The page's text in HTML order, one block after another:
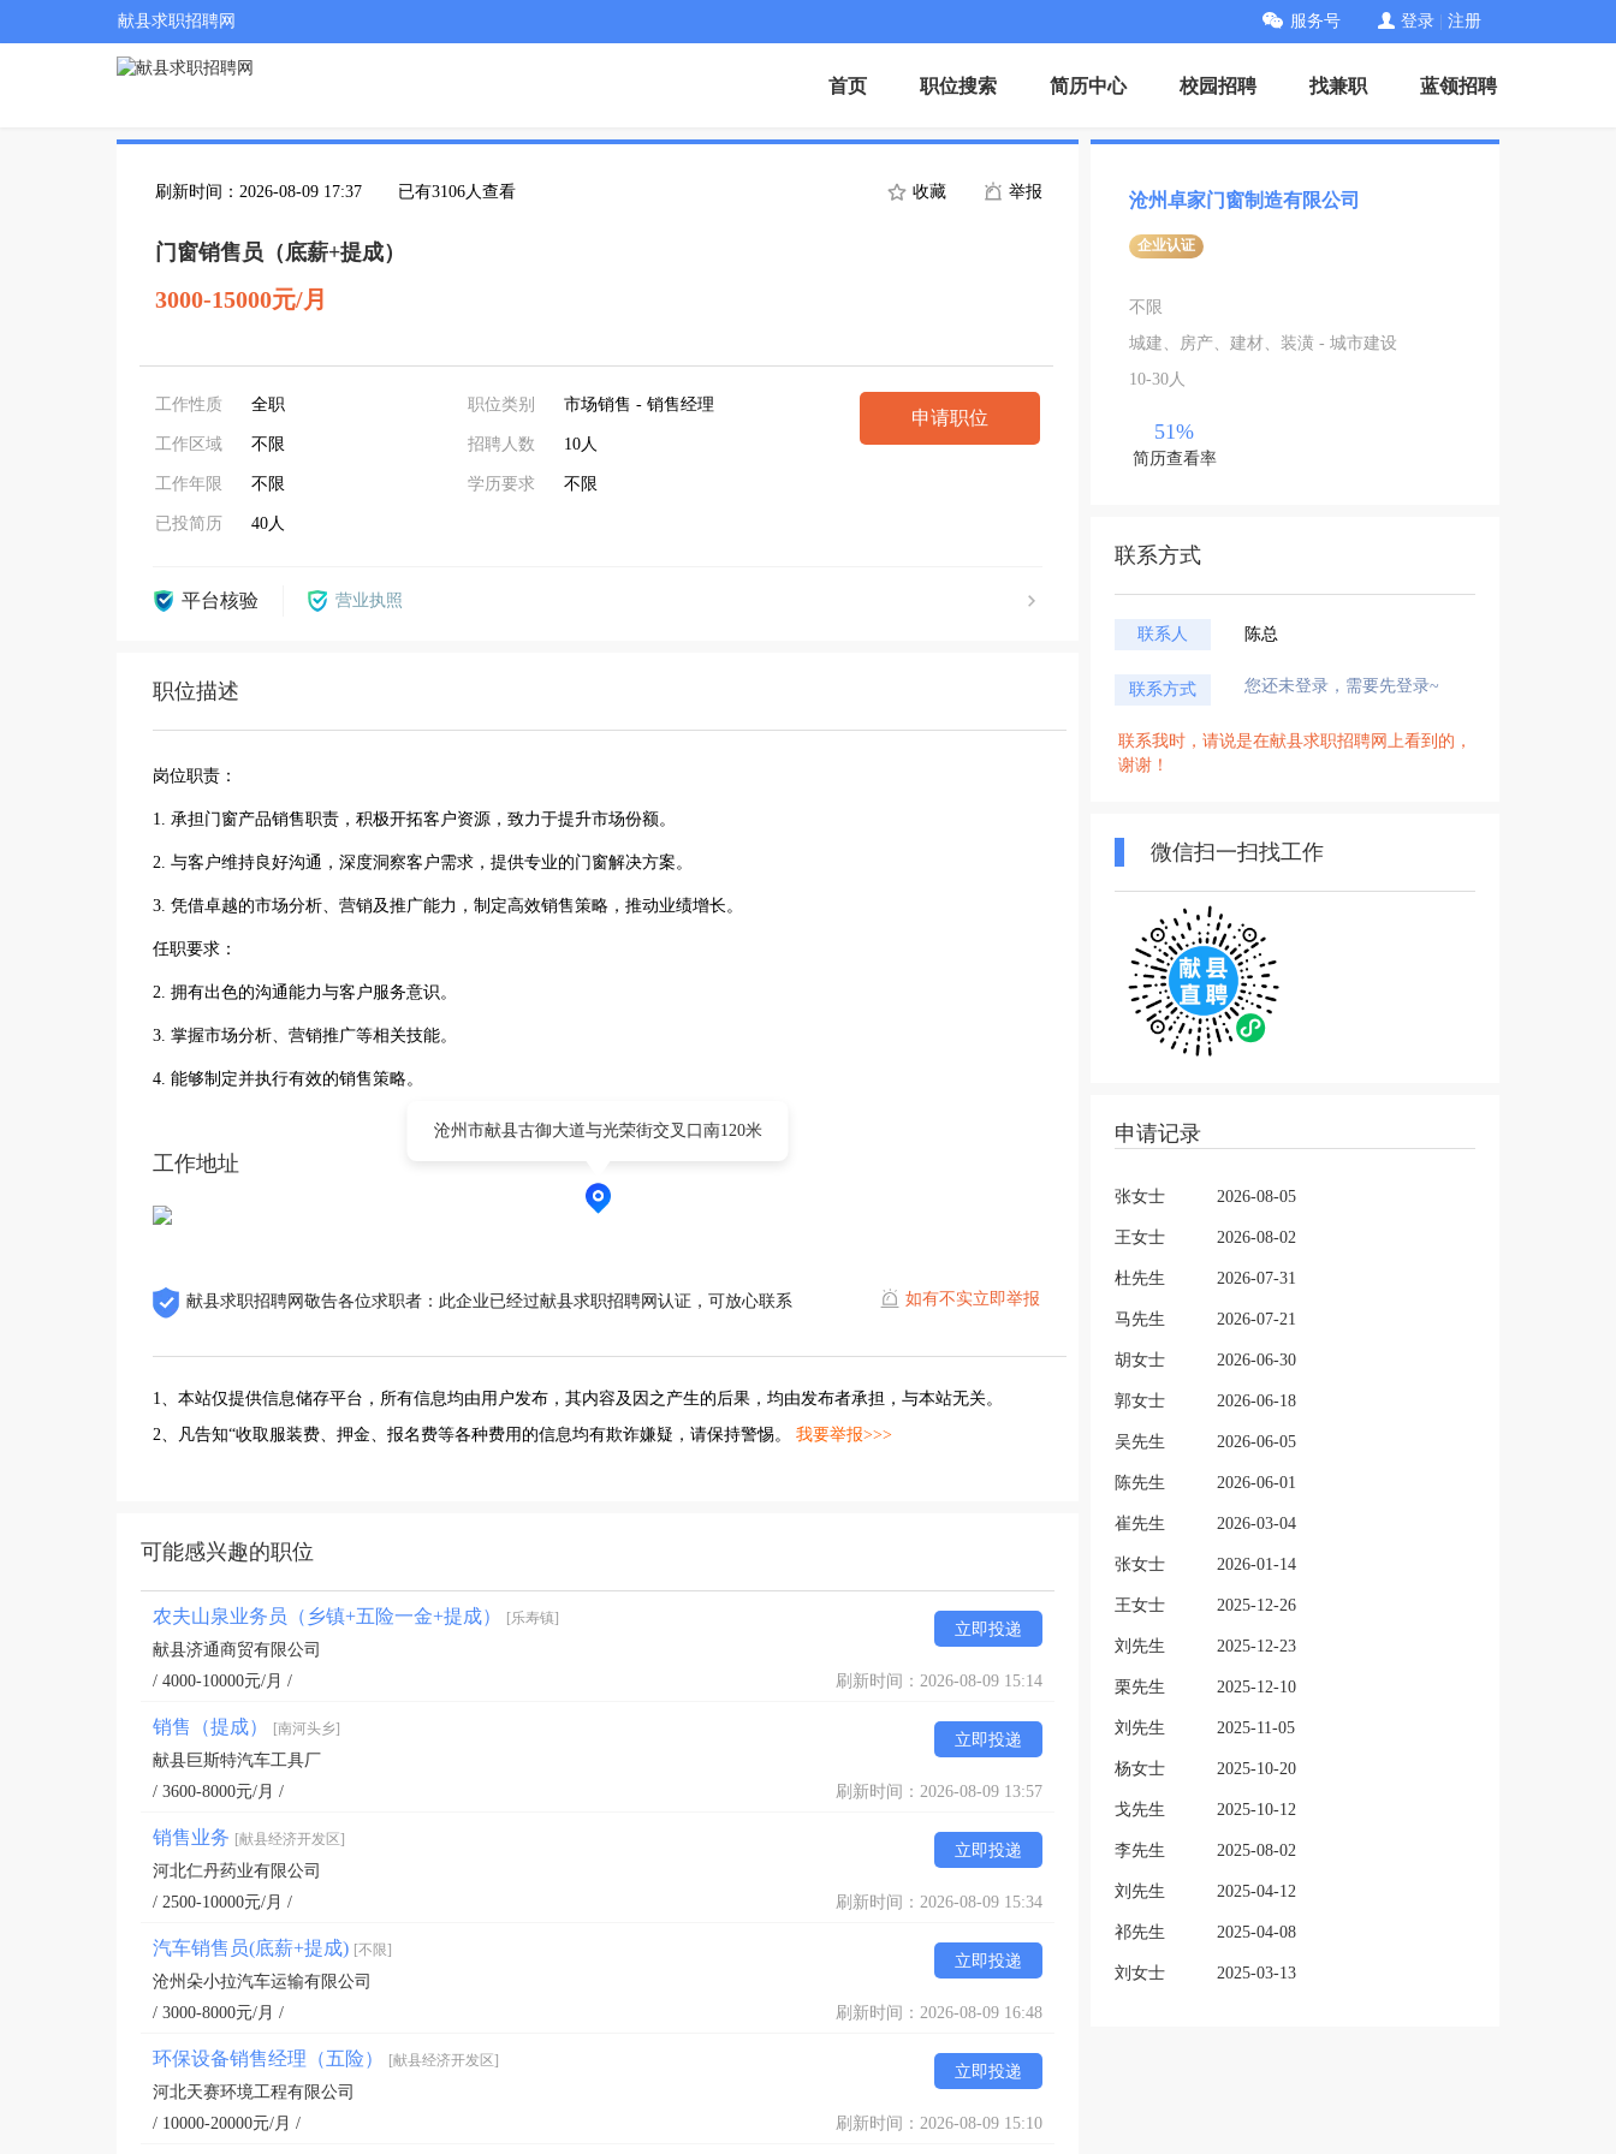
献县求职招聘网 服务号 登录 注册
首页 职位搜索 简历中心 校园招聘 找兼职 蓝领招聘
刷新时间：2026-08-09 17:37 已有3106人查看 收藏 举报
门窗销售员（底薪+提成）
3000-15000元/月
工作性质 全职
工作区域 不限
工作年限 不限
已投简历 40人
职位类别 市场销售 - 销售经理
招聘人数 10人
学历要求 不限
申请职位
平台核验 营业执照
职位描述
岗位职责：
1. 承担门窗产品销售职责，积极开拓客户资源，致力于提升市场份额。
2. 与客户维持良好沟通，深度洞察客户需求，提供专业的门窗解决方案。
3. 凭借卓越的市场分析、营销及推广能力，制定高效销售策略，推动业绩增长。
任职要求：
2. 拥有出色的沟通能力与客户服务意识。
3. 掌握市场分析、营销推广等相关技能。
4. 能够制定并执行有效的销售策略。
工作地址
沧州市献县古御大道与光荣街交叉口南120米
献县求职招聘网敬告各位求职者：此企业已经过献县求职招聘网认证，可放心联系 如有不实立即举报
1、本站仅提供信息储存平台，所有信息均由用户发布，其内容及因之产生的后果，均由发布者承担，与本站无关。
2、凡告知“收取服装费、押金、报名费等各种费用的信息均有欺诈嫌疑，请保持警惕。 我要举报>>>
可能感兴趣的职位
农夫山泉业务员（乡镇+五险一金+提成） [乐寿镇]
立即投递
献县济通商贸有限公司
/ 4000-10000元/月 /
刷新时间：2026-08-09 15:14
销售（提成） [南河头乡]
立即投递
献县巨斯特汽车工具厂
/ 3600-8000元/月 /
刷新时间：2026-08-09 13:57
销售业务 [献县经济开发区]
立即投递
河北仁丹药业有限公司
/ 2500-10000元/月 /
刷新时间：2026-08-09 15:34
汽车销售员(底薪+提成) [不限]
立即投递
沧州朵小拉汽车运输有限公司
/ 3000-8000元/月 /
刷新时间：2026-08-09 16:48
环保设备销售经理（五险） [献县经济开发区]
立即投递
河北天赛环境工程有限公司
/ 10000-20000元/月 /
刷新时间：2026-08-09 15:10
沧州卓家门窗制造有限公司
企业认证
不限
城建、房产、建材、装潢 - 城市建设
10-30人
51%
简历查看率
联系方式
联系人 陈总
联系方式 您还未登录，需要先登录~
联系我时，请说是在献县求职招聘网上看到的，
谢谢！
微信扫一扫找工作
申请记录
张女士 2026-08-05
王女士 2026-08-02
杜先生 2026-07-31
马先生 2026-07-21
胡女士 2026-06-30
郭女士 2026-06-18
吴先生 2026-06-05
陈先生 2026-06-01
崔先生 2026-03-04
张女士 2026-01-14
王女士 2025-12-26
刘先生 2025-12-23
栗先生 2025-12-10
刘先生 2025-11-05
杨女士 2025-10-20
戈先生 2025-10-12
李先生 2025-08-02
刘先生 2025-04-12
祁先生 2025-04-08
刘女士 2025-03-13